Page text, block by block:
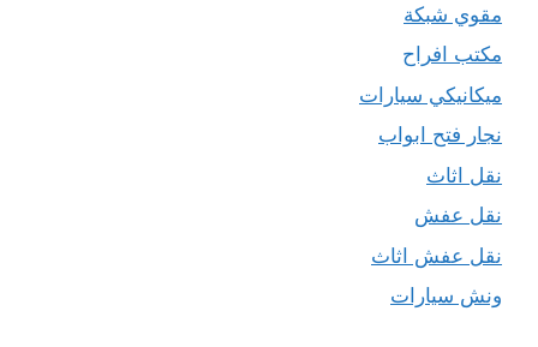
مقوي شبكة
مكتب افراح
ميكانيكي سيارات
نجار فتح ابواب
نقل اثاث
نقل عفش
نقل عفش اثاث
ونش سيارات